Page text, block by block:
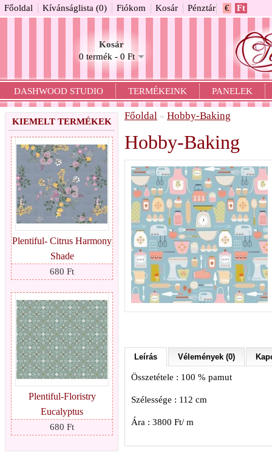
€ Ft
Kosár
0 termék - 0 Ft
Főoldal Kívánságlista (0) Fiókom Kosár Pénztár
DASHWOOD STUDIO TERMÉKEINK PANELEK
KIEMELT TERMÉKEK
Plentiful- Citrus Harmony
Shade
680 Ft
Plentiful-Floristry
Eucalyptus
680 Ft
Főoldal » Hobby-Baking
Hobby-Baking
Leírás Vélemények (0)
Összetétele : 100 % pamut
Szélessége : 112 cm
Ára : 3800 Ft/ m